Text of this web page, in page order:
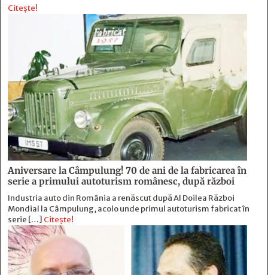
Citește!
Aniversare la Câmpulung! 70 de ani de la fabricarea în
serie a primului autoturism românesc, după război
Industria auto din România a renăscut după Al Doilea Război
Mondial la Câmpulung, acolo unde primul autoturism fabricat în
serie […] Citește!